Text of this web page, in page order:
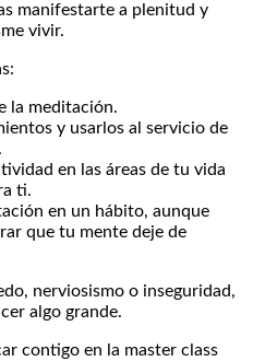
manifestarte a plenitud y
vivir.
la meditación.
y usarlos al servicio de
en las áreas de tu vida
ti.
en un hábito, aunque
que tu mente deje de
nerviosismo o inseguridad,
algo grande.
contigo en la master class